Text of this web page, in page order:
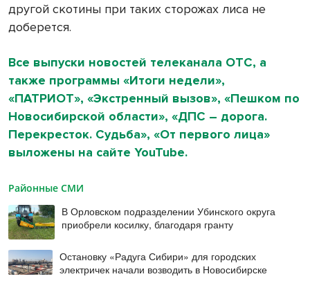
другой скотины при таких сторожах лиса не
доберется.
Все выпуски новостей телеканала ОТС, а
также программы «Итоги недели»,
«ПАТРИОТ», «Экстренный вызов», «Пешком по
Новосибирской области», «ДПС – дорога.
Перекресток. Судьба», «От первого лица»
выложены на сайте YouTube.
Районные СМИ
В Орловском подразделении Убинского округа
приобрели косилку, благодаря гранту
Остановку «Радуга Сибири» для городских
электричек начали возводить в Новосибирске